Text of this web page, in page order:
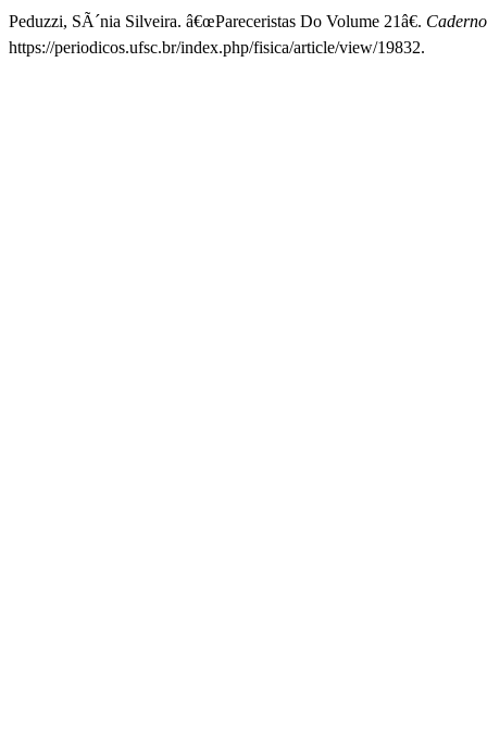
Peduzzi, SÃ´nia Silveira. â€œPareceristas Do Volume 21â€.
https://periodicos.ufsc.br/index.php/fisica/article/view/19832.